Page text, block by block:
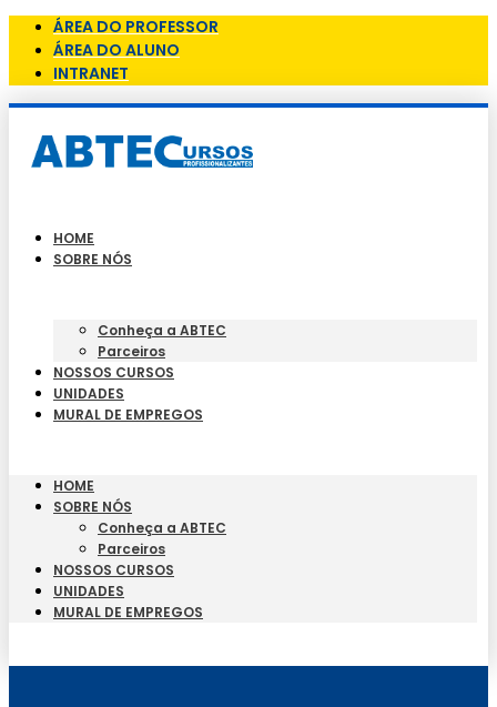
ÁREA DO PROFESSOR
ÁREA DO ALUNO
INTRANET
HOME
SOBRE NÓS
Conheça a ABTEC
Parceiros
NOSSOS CURSOS
UNIDADES
MURAL DE EMPREGOS
HOME
SOBRE NÓS
Conheça a ABTEC
Parceiros
NOSSOS CURSOS
UNIDADES
MURAL DE EMPREGOS